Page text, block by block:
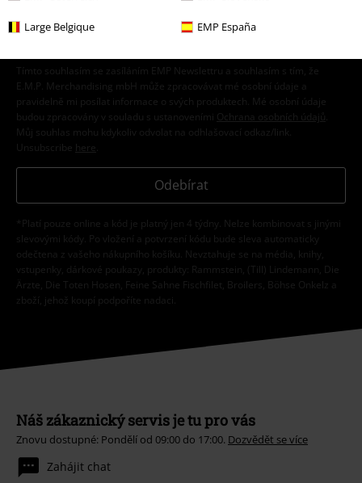
Large Belgique EMP España
Tímto souhlasím se zasíláním EMP Newslettru a souhlasím s tím, že
E.M.P. Merchandising mbH může zpracovávat mé osobní údaje a
pravidelně mi posílat informace o svých produktech. Mé osobní údaje
budou zpracovány v souladu s ustanoveními
Ochrana osobních údajů
Můj souhlas mohu kdykoliv odvolat na odhlašovací odkaz/link.
Unsubscribe here
Odebírat
*Platí pouze online a kód je platný jen 4 týdny. Nelze kombinovat s jinými
slevovými kódy. Po vložení a potvrzení kódu bude sleva automaticky
odečtena z vašeho nákupního košíku. Nevztahuje se na média, knihy,
vstupenky, dárkové poukazy, produkty: Rammstein, (Till) Lindemann, Die
Ärzte, Die Toten Hosen, Feine Sahne Fischfilet, Broilers, Böhse Onkelz a
zboží, jehož koupí podpoříte nadaci.
Náš zákaznický servis je tu pro vás
Znovu dostupné: Pondělí od 09:00 do 17:00. Dozvědět se více
Zahájit chat